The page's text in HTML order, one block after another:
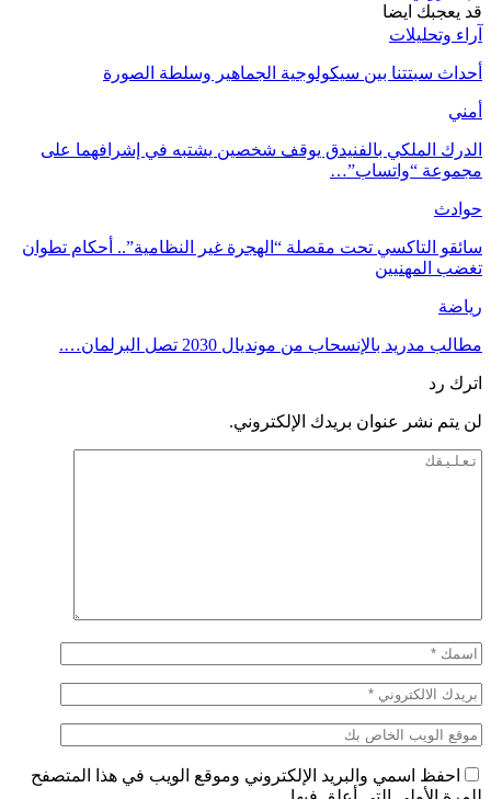
قد يعجبك ايضا
آراء وتحليلات
أحداث سبتتنا بين سيكولوجية الجماهير وسلطة الصورة
أمني
الدرك الملكي بالفنيدق يوقف شخصين يشتبه في إشرافهما على
مجموعة “واتساب”…
حوادث
سائقو التاكسي تحت مقصلة “الهجرة غير النظامية”.. أحكام تطوان
تغضب المهنيين
رياضة
مطالب مدريد بالإنسحاب من مونديال 2030 تصل البرلمان….
اترك رد
لن يتم نشر عنوان بريدك الإلكتروني.
احفظ اسمي والبريد الإلكتروني وموقع الويب في هذا المتصفح